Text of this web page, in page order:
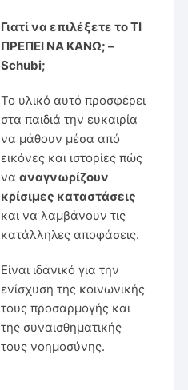
Γιατί να επιλέξετε το ΤΙ
ΠΡΕΠΕΙ ΝΑ ΚΑΝΩ; –
Schubi;
Το υλικό αυτό προσφέρει
στα παιδιά την ευκαιρία
να μάθουν μέσα από
εικόνες και ιστορίες πώς
να αναγνωρίζουν
κρίσιμες καταστάσεις
και να λαμβάνουν τις
κατάλληλες αποφάσεις.
Είναι ιδανικό για την
ενίσχυση της κοινωνικής
τους προσαρμογής και
της συναισθηματικής
τους νοημοσύνης.